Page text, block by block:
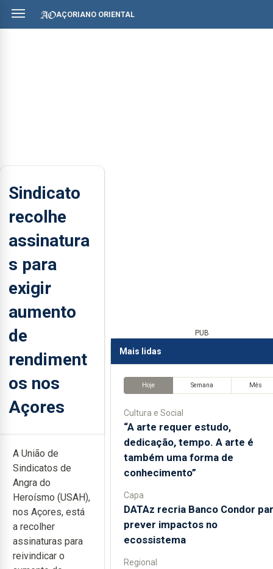
AÇORIANO ORIENTAL
Sindicato
recolhe
assinatura
s para
exigir
aumento
de
rendiment
os nos
Açores
A União de
Sindicatos de
Angra do
Heroísmo (USAH),
nos Açores, está
a recolher
assinaturas para
reivindicar o
PUB
Mais lidas
Hoje Semana Mês
Cultura e Social
“A arte requer estudo,
dedicação, tempo. A arte é
também uma forma de
conhecimento”
Capa
DATAz recria Banco Condor
prever impactos no
ecossistema
Regional